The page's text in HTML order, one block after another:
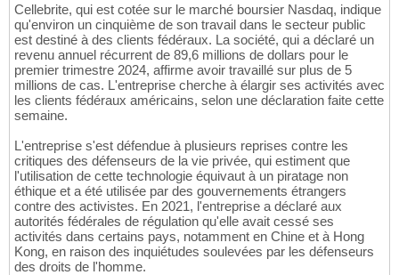
Cellebrite, qui est cotée sur le marché boursier Nasdaq, indique
qu'environ un cinquième de son travail dans le secteur public
est destiné à des clients fédéraux. La société, qui a déclaré un
revenu annuel récurrent de 89,6 millions de dollars pour le
premier trimestre 2024, affirme avoir travaillé sur plus de 5
millions de cas. L'entreprise cherche à élargir ses activités avec
les clients fédéraux américains, selon une déclaration faite cette
semaine.
L'entreprise s'est défendue à plusieurs reprises contre les
critiques des défenseurs de la vie privée, qui estiment que
l'utilisation de cette technologie équivaut à un piratage non
éthique et a été utilisée par des gouvernements étrangers
contre des activistes. En 2021, l'entreprise a déclaré aux
autorités fédérales de régulation qu'elle avait cessé ses
activités dans certains pays, notamment en Chine et à Hong
Kong, en raison des inquiétudes soulevées par les défenseurs
des droits de l'homme.